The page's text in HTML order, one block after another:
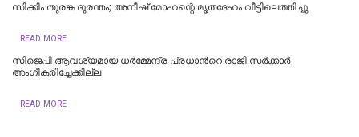
സിക്കിം തുരങ്ക ​​​ദുരന്തം; അനീഷ്‌ മോഹന്റെ മൃതദേഹം വീട്ടിലെത്തിച്ചു
READ MORE
സിജെപി ആവശ്യമായ ധർമ്മേന്ദ്ര പ്രധാന്‍റെ രാജി സർക്കാർ
അംഗീകരിച്ചേക്കില്ല
READ MORE